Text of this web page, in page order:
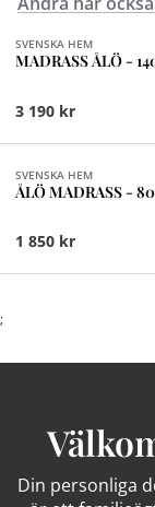
SVENSKA HEM
MADRASS ÅLÖ -
3 190 kr
SVENSKA HEM
ÅLÖ MADRASS -
1 850 kr
;
Din personliga